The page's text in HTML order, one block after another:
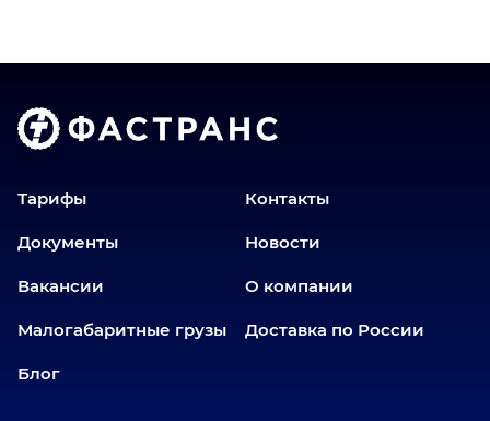
Волгоград
Донецк
Еманжелинск
Заводоуковск
Златоуст
Иваново
Тарифы Контакты
Документы Новости
Вакансии О компании
Малогабаритные грузы Доставка по России
Блог